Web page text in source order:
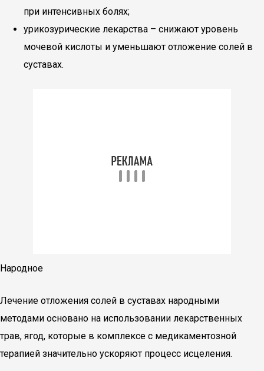
при интенсивных болях;
урикозурические лекарства – снижают уровень
мочевой кислоты и уменьшают отложение солей в
суставах.
Народное
Лечение отложения солей в суставах народными
методами основано на использовании лекарственных
трав, ягод, которые в комплексе с медикаментозной
терапией значительно ускоряют процесс исцеления.